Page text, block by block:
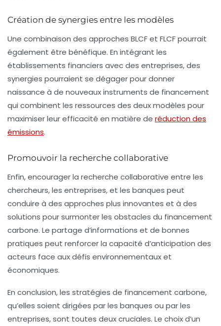
Création de synergies entre les modèles
Une combinaison des approches BLCF et FLCF pourrait
également être bénéfique. En intégrant les
établissements financiers avec des entreprises, des
synergies pourraient se dégager pour donner
naissance à de nouveaux instruments de financement
qui combinent les ressources des deux modèles pour
maximiser leur efficacité en matière de réduction des
émissions.
Promouvoir la recherche collaborative
Enfin, encourager la recherche collaborative entre les
chercheurs, les entreprises, et les banques peut
conduire à des approches plus innovantes et à des
solutions pour surmonter les obstacles du financement
carbone. Le partage d’informations et de bonnes
pratiques peut renforcer la capacité d’anticipation des
acteurs face aux défis environnementaux et
économiques.
En conclusion, les stratégies de financement carbone,
qu’elles soient dirigées par les banques ou par les
entreprises, sont toutes deux cruciales. Le choix d’un